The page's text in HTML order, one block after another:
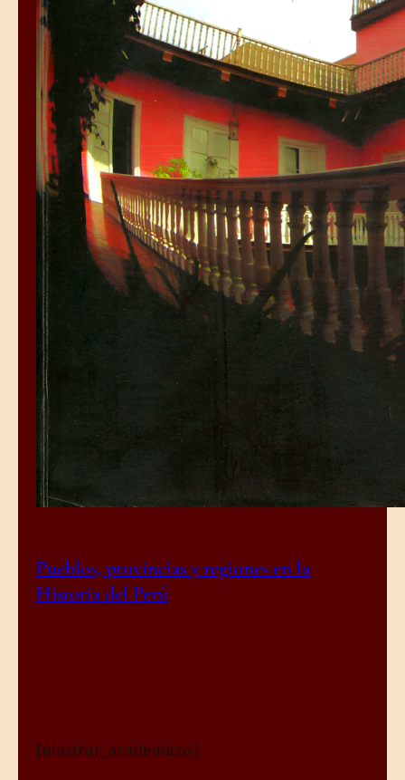
Pueblos, provincias y regiones en la
Historia del Perú
[mostrar_academicos]